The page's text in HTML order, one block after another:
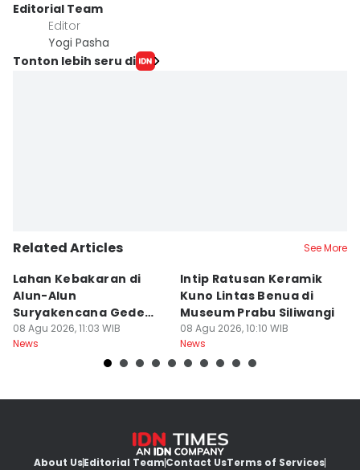
Editorial Team
Editor
Yogi Pasha
Tonton lebih seru di
Related Articles See More
Lahan Kebakaran di
Alun-Alun
Suryakencana Gede
Pangrango Capai 1
Hektare
08 Agu 2026, 11:03 WIB
News
Intip Ratusan Keramik
Kuno Lintas Benua di
Museum Prabu Siliwangi
08 Agu 2026, 10:10 WIB
News
About UsEditorial TeamContact UsTerms of Services